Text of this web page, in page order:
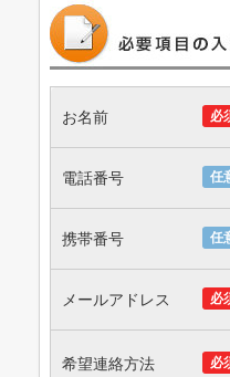
必
お名前
任
電話番号
任
携帯番号
必
メールアドレス
必
希望連絡方法